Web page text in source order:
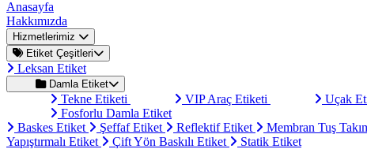
Anasayfa
Hakkımızda
Hizmetlerimiz
Etiket Çeşitleri
Leksan Etiket
Damla Etiket
Tekne Etiketi VIP Araç Etiketi Uçak
Fosforlu Damla Etiket
Baskes Etiket
Şeffaf Etiket Reflektif Etiket Membran Tuş
Yapıştırmalı Etiket
Çift Yön Baskılı Etiket Statik Etiket